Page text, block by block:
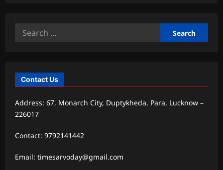
Search
Contact Us
Address: 67, Monarch City, Duptykheda, Para, Lucknow –
226017
Contact: 9792141442
Email: timesarvoday@gmail.com